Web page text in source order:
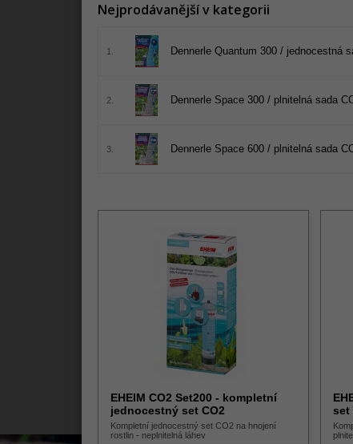
Nejprodávanější v kategorii
1. Dennerle Quantum 300 / jednocestná
2. Dennerle Space 300 / plnitelná sada
3. Dennerle Space 600 / plnitelná sada
EHEIM CO2 Set200 - kompletní
jednocestný set CO2
Kompletní jednocestný set CO2 na hnojení
rostlin - neplnitelná láhev
set